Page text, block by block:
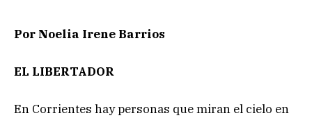
Por Noelia Irene Barrios
EL LIBERTADOR
En Corrientes hay personas que miran el cielo en